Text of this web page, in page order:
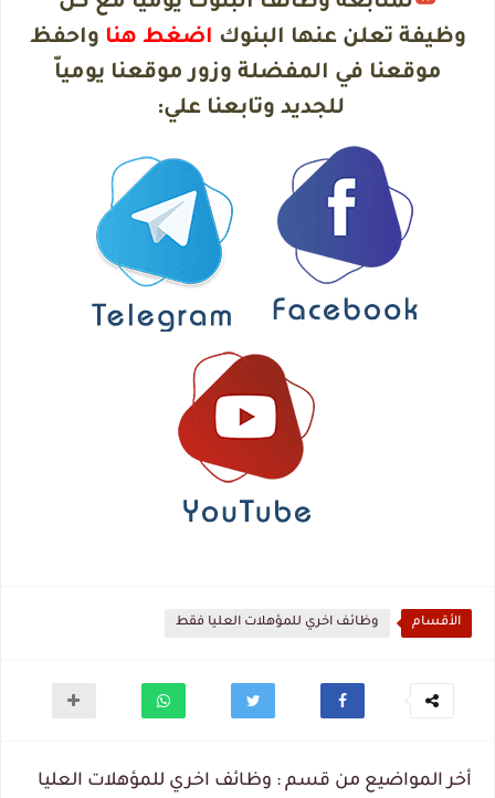
وظيفة تعلن عنها البنوك اضغط هنا واحفظ
موقعنا في المفضلة وزور موقعنا يومياّ
للجديد وتابعنا علي:
الأقسام وظائف اخري للمؤهلات العليا فقط
أخر المواضيع من قسم : وظائف اخري للمؤهلات العليا